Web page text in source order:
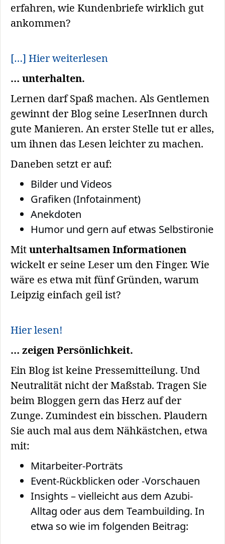
erfahren, wie Kundenbriefe wirklich gut
ankommen?
[…] Hier weiterlesen
… unterhalten.
Lernen darf Spaß machen. Als Gentlemen
gewinnt der Blog seine LeserInnen durch
gute Manieren. An erster Stelle tut er alles,
um ihnen das Lesen leichter zu machen.
Daneben setzt er auf:
Bilder und Videos
Grafiken (Infotainment)
Anekdoten
Humor und gern auf etwas Selbstironie
Mitunterhaltsamen Informationen
wickelt er seine Leser um den Finger. Wie
wäre es etwa mit fünf Gründen, warum
Leipzig einfach geil ist?
Hier lesen!
… zeigen Persönlichkeit.
Ein Blog ist keine Pressemitteilung. Und
Neutralität nicht der Maßstab. Tragen Sie
beim Bloggen gern das Herz auf der
Zunge. Zumindest ein bisschen. Plaudern
Sie auch mal aus dem Nähkästchen, etwa
mit:
Mitarbeiter-Porträts
Event-Rückblicken oder -Vorschauen
Insights – vielleicht aus dem Azubi-
Alltag oder aus dem Teambuilding. In
etwa so wie im folgenden Beitrag: